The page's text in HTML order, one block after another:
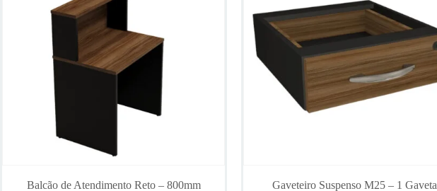
Balcão de Atendimento Reto – 800mm Gaveteiro Suspenso M25 – 1 Gaveta